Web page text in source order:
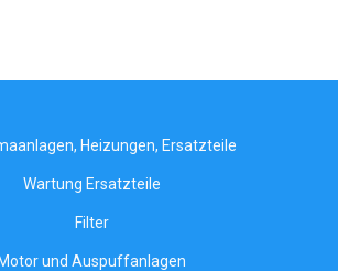
Heizungen, Ersatzteile
Wartung Ersatzteile
Filter
Motor und Auspuffanlagen